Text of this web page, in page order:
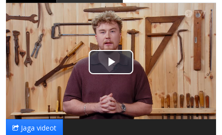
Esita
video
Jaga videot